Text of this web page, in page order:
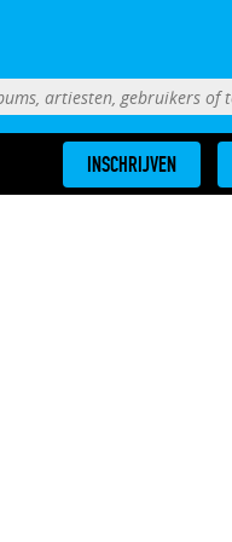
INSCHRIJVEN